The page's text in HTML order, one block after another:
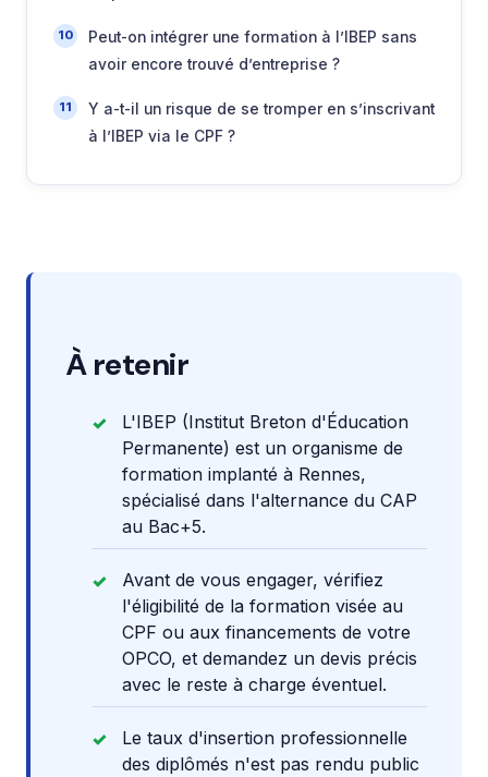
Peut-on intégrer une formation à l’IBEP sans
avoir encore trouvé d’entreprise ?
Y a-t-il un risque de se tromper en s’inscrivant
à l’IBEP via le CPF ?
À retenir
L'IBEP (Institut Breton d'Éducation
Permanente) est un organisme de
formation implanté à Rennes,
spécialisé dans l'alternance du CAP
au Bac+5.
Avant de vous engager, vérifiez
l'éligibilité de la formation visée au
CPF ou aux financements de votre
OPCO, et demandez un devis précis
avec le reste à charge éventuel.
Le taux d'insertion professionnelle
des diplômés n'est pas rendu public